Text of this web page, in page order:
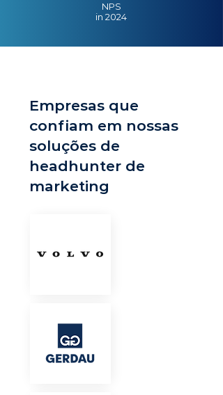
NPS
in 2024
Empresas que
confiam em nossas
soluções de
headhunter de
marketing